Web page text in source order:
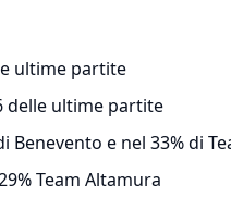
ultime partite
delle ultime partite
Benevento e nel 33% di
Team Altamura